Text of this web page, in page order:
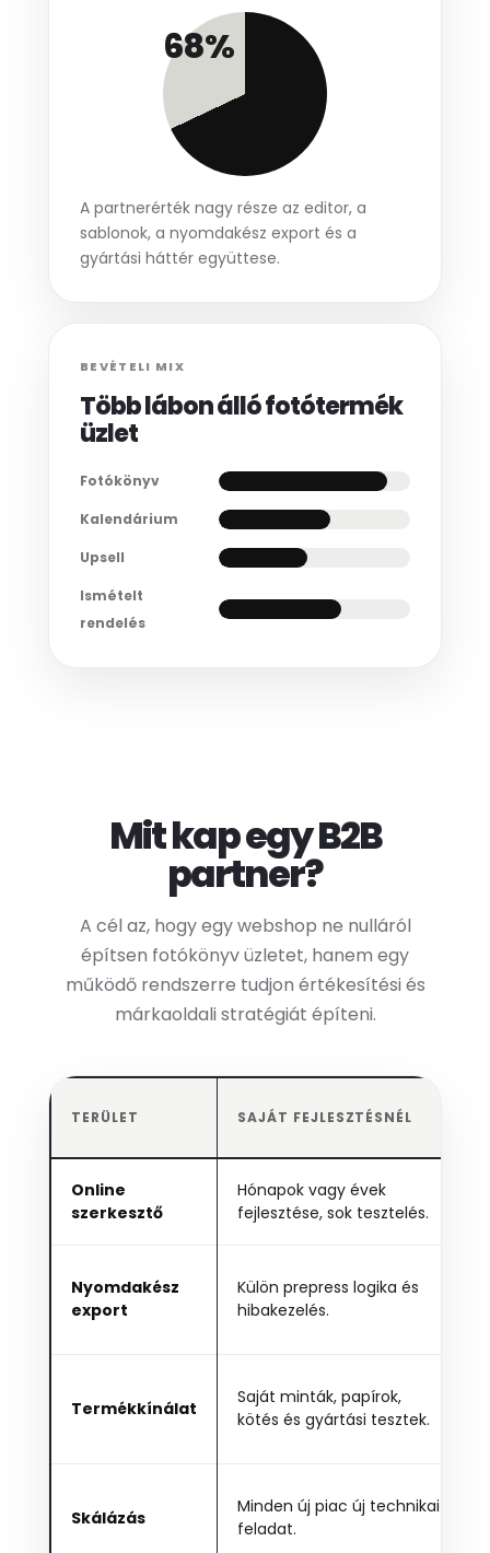
68%
A partnerérték nagy része az editor, a
sablonok, a nyomdakész export és a
gyártási háttér együttese.
BEVÉTELI MIX
Több lábon álló fotótermék
üzlet
Fotókönyv
Kalendárium
Upsell
Ismételt
rendelés
Mit kap egy B2B
partner?
A cél az, hogy egy webshop ne nulláról
építsen fotókönyv üzletet, hanem egy
működő rendszerre tudjon értékesítési és
márkaoldali stratégiát építeni.
TERÜLET SAJÁT FEJLESZTÉSNÉL
Online
szerkesztő
Hónapok vagy évek
fejlesztése, sok tesztelés.
Nyomdakész
export
Külön prepress logika és
hibakezelés.
Termékkínálat
Saját minták, papírok,
kötés és gyártási tesztek.
Skálázás
Minden új piac új technikai
feladat.